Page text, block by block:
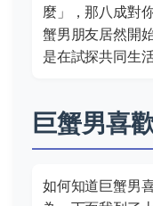
麼」，那八成對
蟹男朋友居然開
是在試探共同生
巨蟹男喜
如何知道巨蟹男